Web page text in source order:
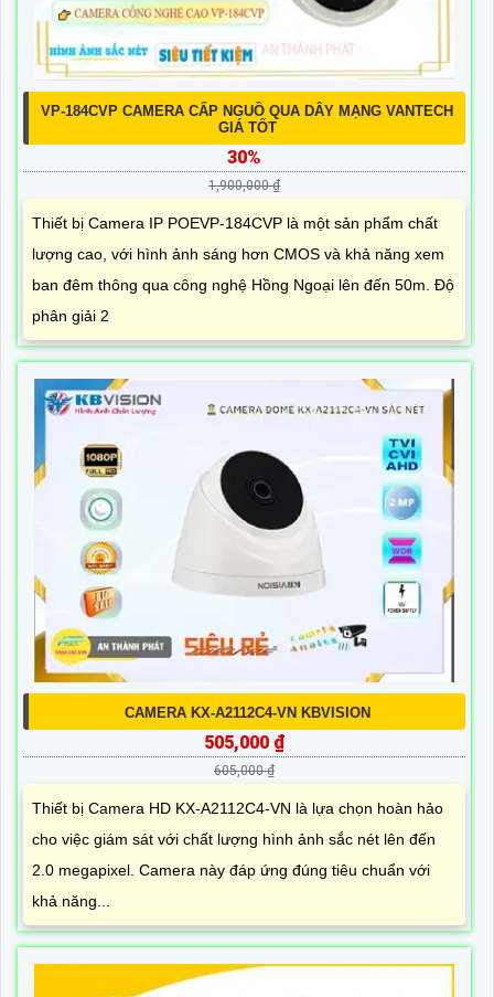
VP-184CVP CAMERA CẤP NGUỒ QUA DÂY MẠNG VANTECH
GIÁ TỐT
30%
1,900,000 ₫
Thiết bị Camera IP POEVP-184CVP là một sản phẩm chất
lượng cao, với hình ảnh sáng hơn CMOS và khả năng xem
ban đêm thông qua công nghệ Hồng Ngoại lên đến 50m. Độ
phân giải 2
CAMERA KX-A2112C4-VN KBVISION
505,000 ₫
605,000 ₫
Thiết bị Camera HD KX-A2112C4-VN là lựa chọn hoàn hảo
cho việc giám sát với chất lượng hình ảnh sắc nét lên đến
2.0 megapixel. Camera này đáp ứng đúng tiêu chuẩn với
khả năng...